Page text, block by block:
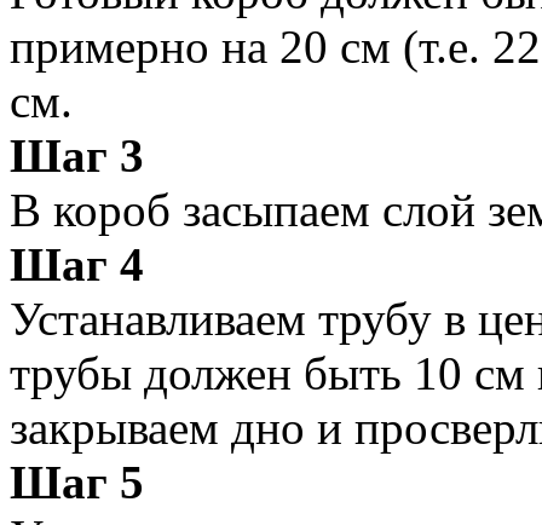
примерно на 20 см (т.е.
см.
Шаг 3
В короб засыпаем слой
Шаг 4
Устанавливаем трубу в
трубы должен быть 10 см
закрываем дно и
Шаг 5